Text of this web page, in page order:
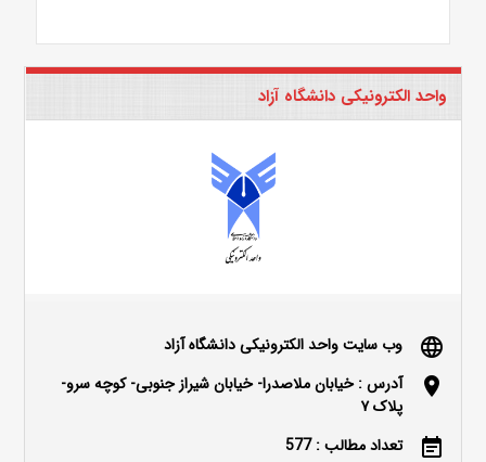
واحد الکترونیکی دانشگاه آزاد
language وب سایت واحد الکترونیکی دانشگاه آزاد
location_on
آدرس : خیابان ملاصدرا- خیابان شیراز جنوبی- کوچه سرو-
پلاک ۷
event_note تعداد مطالب : 577